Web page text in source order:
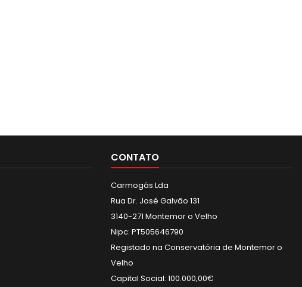
CONTATO
Carmogás Lda
Rua Dr. José Galvão 131
3140-271 Montemor o Velho
Nipc: PT505646790
Registado na Conservatória de Montemor o
Velho
Capital Social: 100.000,00€